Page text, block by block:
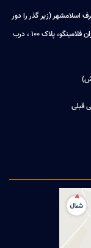
اسلامشهر (زیر گذر را دور
زده، اتوبان ساوه به سمت تهران) کیلومتر 3، بعد از رستوران فلامینگو، پلاک 100 ، درب